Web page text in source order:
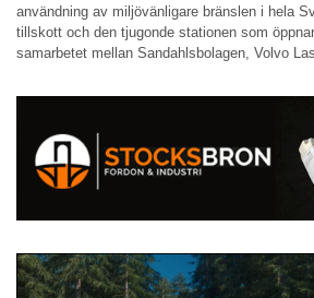
användning av miljövänligare bränslen i hela
tillskott och den tjugonde stationen som
samarbetet mellan Sandahlsbolagen, Volvo